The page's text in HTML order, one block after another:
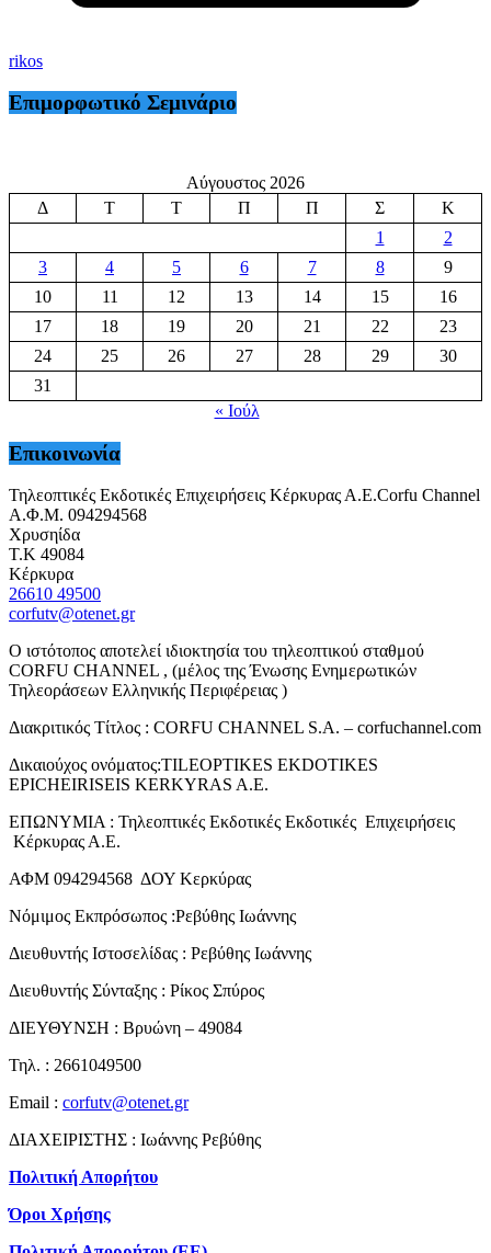
rikos
Επιμορφωτικό Σεμινάριο
Αύγουστος 2026
Δ
Τ Τ Π Π Σ
Κ
1
2
3
4 5 6 7 8
9
10
11 12 13 14 15
16
17
18 19 20 21 22
23
24
25 26 27 28 29
30
31
« Ιούλ
Επικοινωνία
Τηλεοπτικές Εκδοτικές Επιχειρήσεις Κέρκυρας Α.Ε.Corfu Channel
Α.Φ.Μ. 094294568
Χρυσηίδα
Τ.Κ 49084
Κέρκυρα
26610 49500
corfutv@otenet.gr
Ο ιστότοπος αποτελεί ιδιοκτησία του τηλεοπτικού σταθμού
CORFU CHANNEL , (μέλος της Ένωσης Ενημερωτικών
Τηλεοράσεων Ελληνικής Περιφέρειας )
Διακριτικός Τίτλος : CORFU CHANNEL S.A. – corfuchannel.com
Δικαιούχος ονόματος:TILEOPTIKES EKDOTIKES
EPICHEIRISEIS KERKYRAS A.E.
ΕΠΩΝΥΜΙΑ : Τηλεοπτικές Εκδοτικές Εκδοτικές Επιχειρήσεις
Κέρκυρας Α.Ε.
ΑΦΜ 094294568 ΔΟΥ Κερκύρας
Νόμιμος Εκπρόσωπος :Ρεβύθης Ιωάννης
Διευθυντής Ιστοσελίδας : Ρεβύθης Ιωάννης
Διευθυντής Σύνταξης : Ρίκος Σπύρος
ΔΙΕΥΘΥΝΣΗ : Βρυώνη – 49084
Τηλ. : 2661049500
Email : corfutv@otenet.gr
ΔΙΑΧΕΙΡΙΣΤΗΣ : Ιωάννης Ρεβύθης
Πολιτική Απορήτου
Όροι Χρήσης